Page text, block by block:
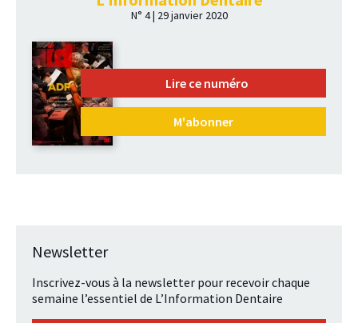
N° 4 | 29 janvier 2020
Lire ce numéro
M'abonner
Newsletter
Inscrivez-vous à la newsletter pour recevoir chaque
semaine l’essentiel de L’Information Dentaire